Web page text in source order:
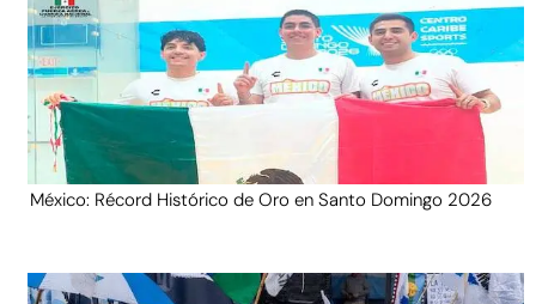
México: Récord Histórico de Oro en Santo Domingo 2026